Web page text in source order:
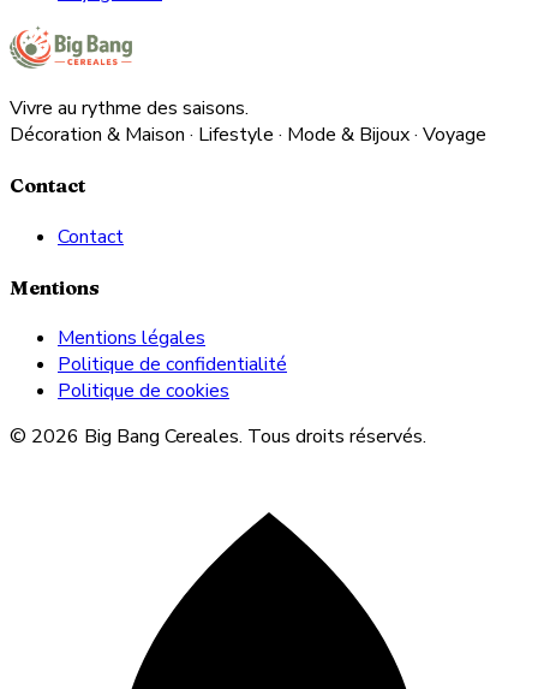
Vivre au rythme des saisons.
Décoration & Maison · Lifestyle · Mode & Bijoux · Voyage
Contact
Contact
Mentions
Mentions légales
Politique de confidentialité
Politique de cookies
© 2026 Big Bang Cereales. Tous droits réservés.